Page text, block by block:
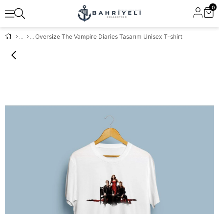
0
Oversize The Vampire Diaries Tasarım Unisex T-shirt